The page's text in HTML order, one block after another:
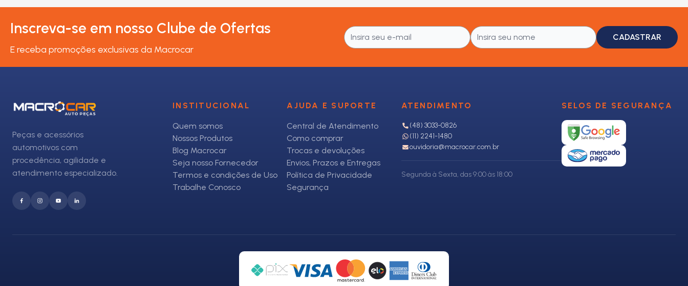
Inscreva-se em nosso Clube de Ofertas
E receba promoções exclusivas da Macrocar
CADASTRAR
Peças e acessórios
automotivos com
procedência, agilidade e
atendimento especializado.
INSTITUCIONAL
Quem somos
Nossos Produtos
Blog Macrocar
Seja nosso Fornecedor
Termos e condições de Uso
Trabalhe Conosco
AJUDA E SUPORTE
Central de Atendimento
Como comprar
Trocas e devoluções
Envios, Prazos e Entregas
Política de Privacidade
Segurança
ATENDIMENTO
(48) 3033-0826
(11) 2241-1480
ouvidoria@macrocar.com.br
Segunda à Sexta, das 9:00 às 18:00
SELOS DE SEGURANÇA